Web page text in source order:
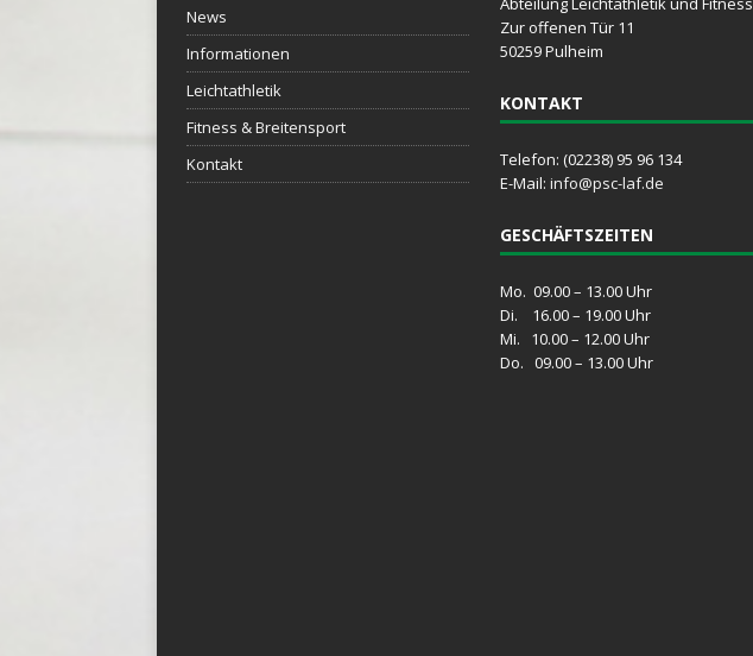
News
Informationen
Leichtathletik
Fitness & Breitensport
Kontakt
Zur offenen Tür 11
50259 Pulheim
KONTAKT
Telefon: (02238) 95 96 134
E-Mail: info@psc-laf.de
GESCHÄFTSZEITEN
Mo. 09.00 – 13.00 Uhr
Di. 16.00 – 19.00 Uhr
Mi. 10.00 – 12.00 Uhr
Do. 09.00 – 13.00 Uhr